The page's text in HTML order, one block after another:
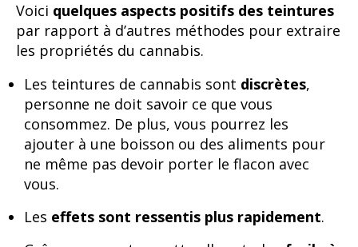
Voici quelques aspects positifs des teintures
par rapport à d’autres méthodes pour extraire
les propriétés du cannabis.
Les teintures de cannabis sont discrètes,
personne ne doit savoir ce que vous
consommez. De plus, vous pourrez les
ajouter à une boisson ou des aliments pour
ne même pas devoir porter le flacon avec
vous.
Les effets sont ressentis plus rapidement.